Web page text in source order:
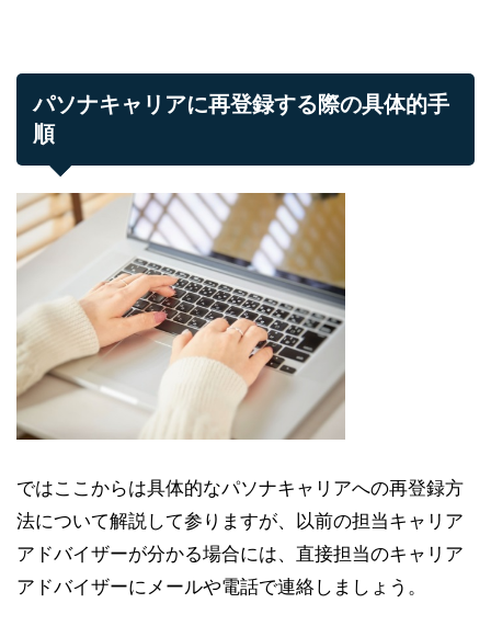
パソナキャリアに再登録する際の具体的手
順
ではここからは具体的なパソナキャリアへの再登録方
法について解説して参りますが、以前の担当キャリア
アドバイザーが分かる場合には、直接担当のキャリア
アドバイザーにメールや電話で連絡しましょう。